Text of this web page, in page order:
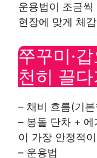
운용법이 조금
현장에 맞게 체
쭈꾸미·
천히 끌다
– 채비 흐름(기본
– 봉돌 단차 + 에
이 가장 안정적
– 운용법